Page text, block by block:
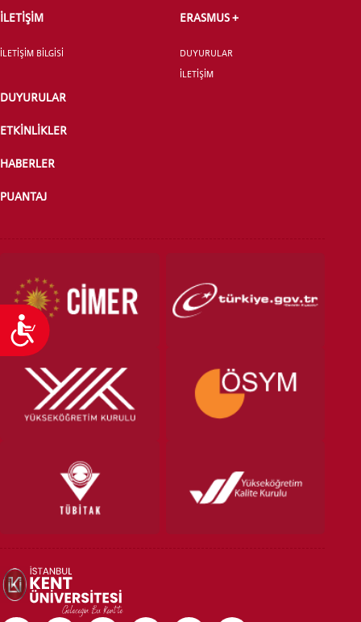
Ulaşılabilirlik
İLETİŞİM
İLETİŞİM BİLGİSİ
ERASMUS +
DUYURULAR
İLETİŞİM
DUYURULAR
ETKİNLİKLER
HABERLER
PUANTAJ